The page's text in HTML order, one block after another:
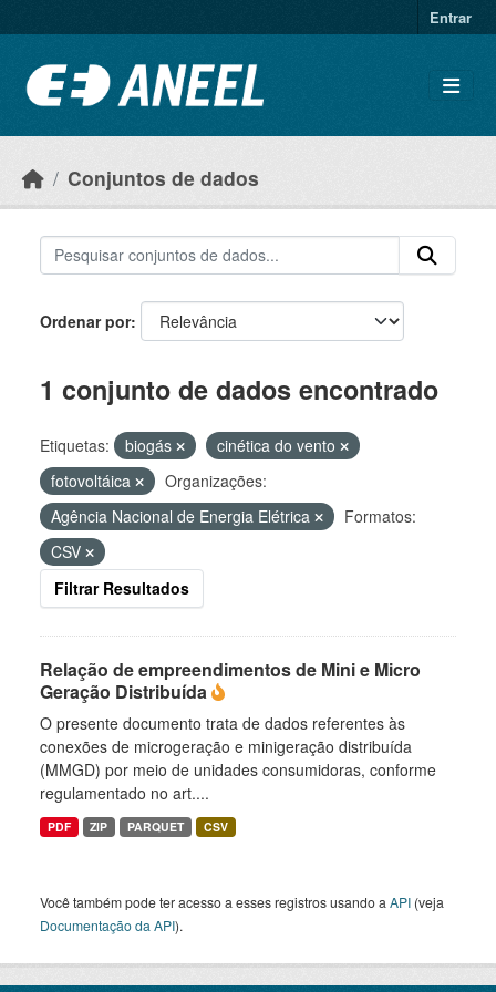
Entrar
Conjuntos de dados
Ordenar por
1 conjunto de dados encontrado
Etiquetas: biogás
cinética do vento
fotovoltáica
Organizações:
Agência Nacional de Energia Elétrica
Formatos:
CSV
Filtrar Resultados
Relação de empreendimentos de Mini e Micro
Geração Distribuída
O presente documento trata de dados referentes às
conexões de microgeração e minigeração distribuída
(MMGD) por meio de unidades consumidoras, conforme
regulamentado no art....
PDF ZIP PARQUET CSV
Você também pode ter acesso a esses registros usando a API (veja
Documentação da API).